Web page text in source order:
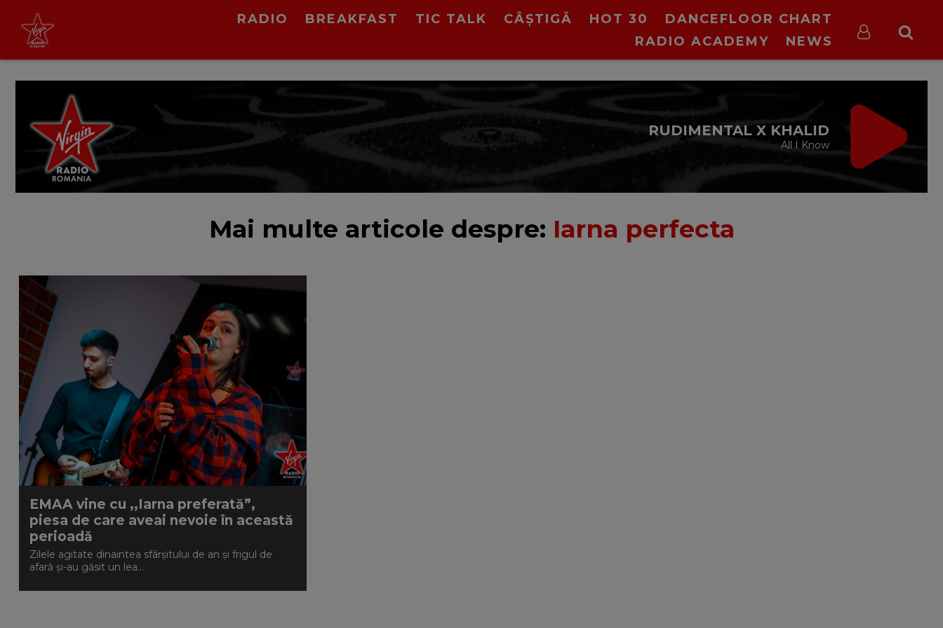
RADIO BREAKFAST TIC TALK CÂȘTIGĂ HOT 30
DANCEFLOOR CHART
RADIO ACADEMY
NEWS
RUDIMENTAL X KHALID
All I Know
Mai multe articole despre: Iarna perfecta
EMAA vine cu ,,Iarna preferată”,
piesa de care aveai nevoie în această
perioadă
Zilele agitate dinaintea sfârșitului de an și frigul de
afară și-au găsit un lea...